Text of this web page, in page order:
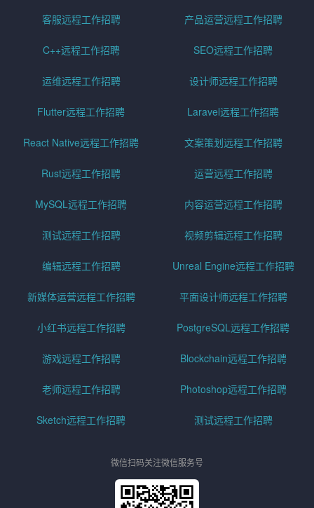
客服远程工作招聘 产品运营远程工作招聘
C++远程工作招聘 SEO远程工作招聘
运维远程工作招聘 设计师远程工作招聘
Flutter远程工作招聘 Laravel远程工作招聘
React Native远程工作招聘 文案策划远程工作招聘
Rust远程工作招聘 运营远程工作招聘
MySQL远程工作招聘 内容运营远程工作招聘
测试远程工作招聘 视频剪辑远程工作招聘
编辑远程工作招聘 Unreal Engine远程工作招聘
新媒体运营远程工作招聘 平面设计师远程工作招聘
小红书远程工作招聘 PostgreSQL远程工作招聘
游戏远程工作招聘 Blockchain远程工作招聘
老师远程工作招聘 Photoshop远程工作招聘
Sketch远程工作招聘 测试远程工作招聘
微信扫码关注微信服务号